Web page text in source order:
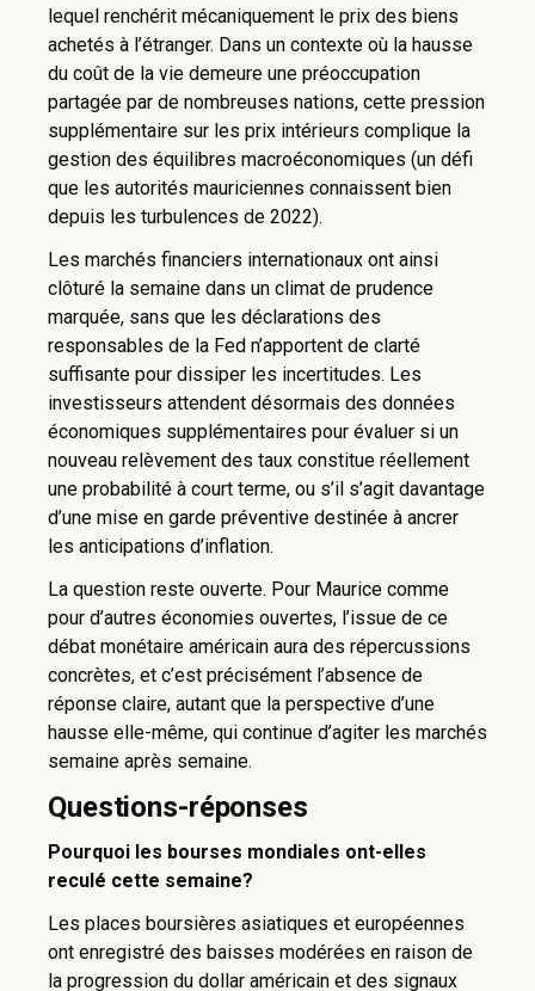
lequel renchérit mécaniquement le prix des biens
achetés à l’étranger. Dans un contexte où la hausse
du coût de la vie demeure une préoccupation
partagée par de nombreuses nations, cette pression
supplémentaire sur les prix intérieurs complique la
gestion des équilibres macroéconomiques (un défi
que les autorités mauriciennes connaissent bien
depuis les turbulences de 2022).
Les marchés financiers internationaux ont ainsi
clôturé la semaine dans un climat de prudence
marquée, sans que les déclarations des
responsables de la Fed n’apportent de clarté
suffisante pour dissiper les incertitudes. Les
investisseurs attendent désormais des données
économiques supplémentaires pour évaluer si un
nouveau relèvement des taux constitue réellement
une probabilité à court terme, ou s’il s’agit davantage
d’une mise en garde préventive destinée à ancrer
les anticipations d’inflation.
La question reste ouverte. Pour Maurice comme
pour d’autres économies ouvertes, l’issue de ce
débat monétaire américain aura des répercussions
concrètes, et c’est précisément l’absence de
réponse claire, autant que la perspective d’une
hausse elle-même, qui continue d’agiter les marchés
semaine après semaine.
Questions-réponses
Pourquoi les bourses mondiales ont-elles
reculé cette semaine?
Les places boursières asiatiques et européennes
ont enregistré des baisses modérées en raison de
la progression du dollar américain et des signaux